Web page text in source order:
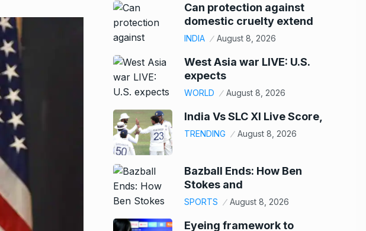
Can protection against
domestic cruelty extend
INDIA August 8, 2026
West Asia war LIVE: U.S.
expects
WORLD August 8, 2026
India Vs SLC XI Live Score,
TRENDING August 8, 2026
Bazball Ends: How Ben
Stokes and
SPORTS August 8, 2026
Eyeing framework to